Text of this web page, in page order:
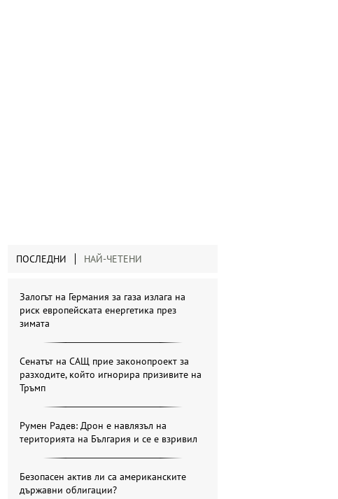
ПОСЛЕДНИ НАЙ-ЧЕТЕНИ
Залогът на Германия за газа излага на
риск европейската енергетика през
зимата
Сенатът на САЩ прие законопроект за
разходите, който игнорира призивите на
Тръмп
Румен Радев: Дрон е навлязъл на
територията на България и се е взривил
Безопасен актив ли са американските
държавни облигации?